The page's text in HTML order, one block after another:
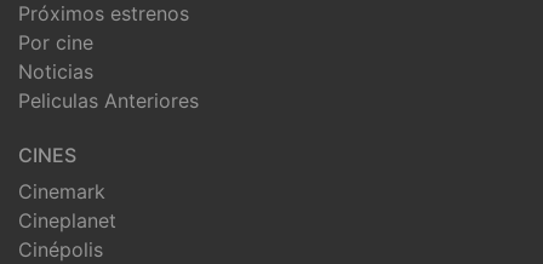
Próximos estrenos
Por cine
Noticias
Peliculas Anteriores
CINES
Cinemark
Cineplanet
Cinépolis